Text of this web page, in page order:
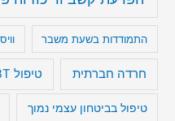
התמודדות בשעת משבר
חרדה חברתית טיפול CBT
טיפול בביטחון עצמי נמוך